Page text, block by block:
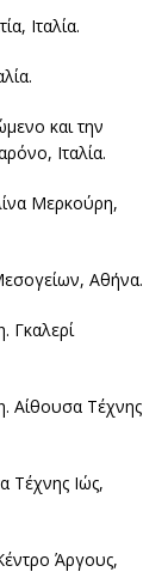
Ιταλία.
και την
Ιταλία.
Μερκούρη,
Αθήνα.
Τέχνης
Ιώς,
Άργους,